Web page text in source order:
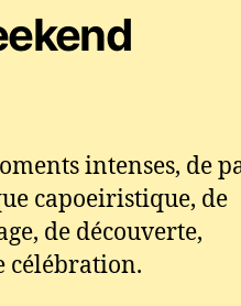
intenses, de
capoeiristique, de
de découverte,
célébration.